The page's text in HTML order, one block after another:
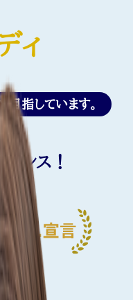
ィ
目指しています。
ンス！